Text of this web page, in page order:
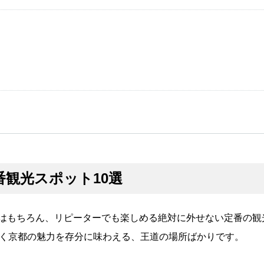
観光スポット10選
もちろん、リピーターでも楽しめる絶対に外せない定番の観
都の魅力を存分に味わえる、王道の場所ばかりです。